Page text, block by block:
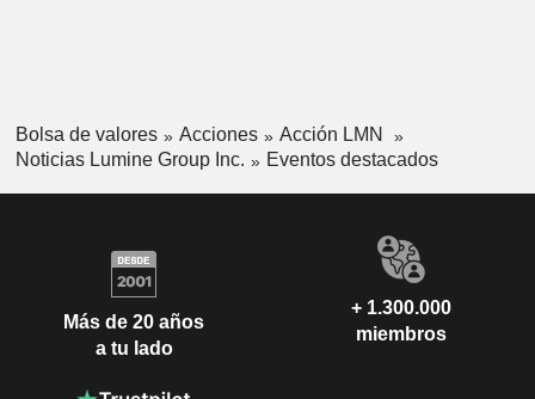
Bolsa de valores Acciones
Acción LMN
Noticias Lumine Group Inc.
Eventos destacados
Más de 20 años
a tu lado
+ 1.300.000
miembros